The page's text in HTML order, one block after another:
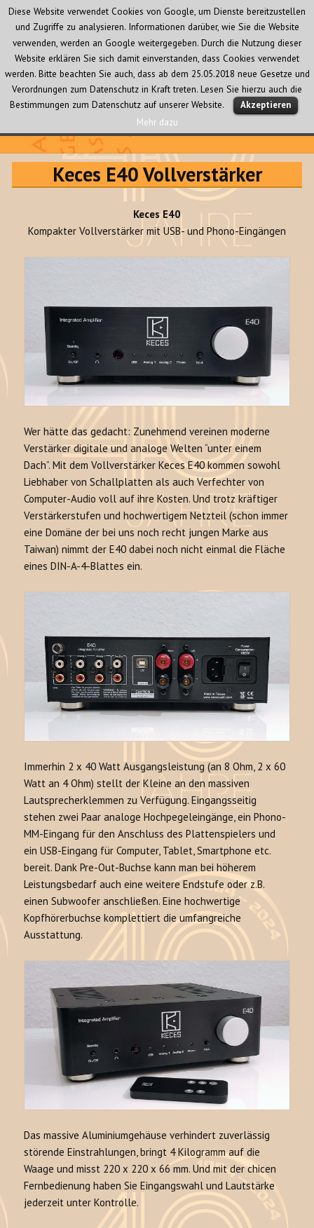
Audio Creativ
MENÜ
UND
Keces E40 Vollverstärker
Keces E40
Kompakter Vollverstärker mit USB- und Phono-Eingängen
Wer hätte das gedacht: Zunehmend vereinen moderne
Verstärker digitale und analoge Welten “unter einem
Dach”. Mit dem Vollverstärker Keces E40 kommen sowohl
Liebhaber von Schallplatten als auch Verfechter von
Computer-Audio voll auf ihre Kosten. Und trotz kräftiger
Verstärkerstufen und hochwertigem Netzteil (schon immer
eine Domäne der bei uns noch recht jungen Marke aus
Taiwan) nimmt der E40 dabei noch nicht einmal die Fläche
eines DIN-A-4-Blattes ein.
Immerhin 2 x 40 Watt Ausgangsleistung (an 8 Ohm, 2 x 60
Watt an 4 Ohm) stellt der Kleine an den massiven
Lautsprecherklemmen zu Verfügung. Eingangsseitig
stehen zwei Paar analoge Hochpegeleingänge, ein Phono-
MM-Eingang für den Anschluss des Plattenspielers und
ein USB-Eingang für Computer, Tablet, Smartphone etc.
bereit. Dank Pre-Out-Buchse kann man bei höherem
Leistungsbedarf auch eine weitere Endstufe oder z.B.
einen Subwoofer anschließen. Eine hochwertige
Kopfhörerbuchse komplettiert die umfangreiche
Ausstattung.
Das massive Aluminiumgehäuse verhindert zuverlässig
störende Einstrahlungen, bringt 4 Kilogramm auf die
Waage und misst 220 x 220 x 66 mm. Und mit der chicen
Fernbedienung haben Sie Eingangswahl und Lautstärke
jederzeit unter Kontrolle.
Diese Website verwendet Cookies von Google, um Dienste bereitzustellen
und Zugriffe zu analysieren. Informationen darüber, wie Sie die Website
verwenden, werden an Google weitergegeben. Durch die Nutzung dieser
Website erklären Sie sich damit einverstanden, dass Cookies verwendet
werden. Bitte beachten Sie auch, dass ab dem 25.05.2018 neue Gesetze und
Verordnungen zum Datenschutz in Kraft treten. Lesen Sie hierzu auch die
Bestimmungen zum Datenschutz auf unserer Website.
Akzeptieren
Mehr dazu